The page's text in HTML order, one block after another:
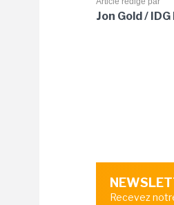
Jon Gold /
Recevez